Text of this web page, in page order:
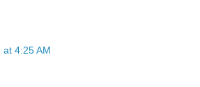
4:25 AM